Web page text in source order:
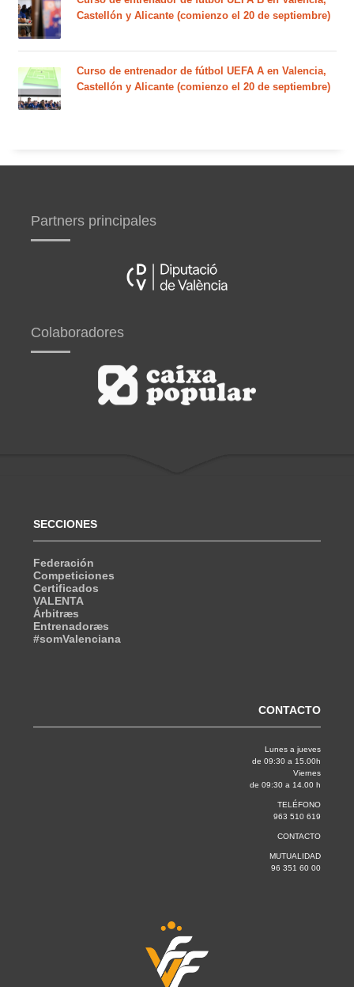
Castellón y Alicante (comienzo el 20 de septiembre)
Curso de entrenador de fútbol UEFA A en Valencia,
Castellón y Alicante (comienzo el 20 de septiembre)
Partners principales
Colaboradores
SECCIONES
Federación
Competiciones
Certificados
VALENTA
Árbitræs
Entrenadoræs
#somValenciana
CONTACTO
Lunes a jueves
de 09:30 a 15.00h
Viernes
de 09:30 a 14.00 h
TELÉFONO
963 510 619
CONTACTO
MUTUALIDAD
96 351 60 00